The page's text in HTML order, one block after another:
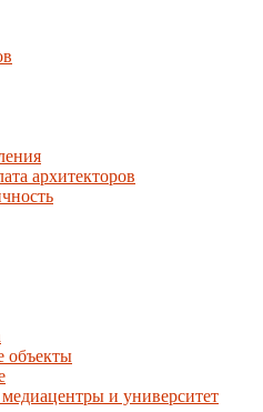
архитекторов
объекты
и университет